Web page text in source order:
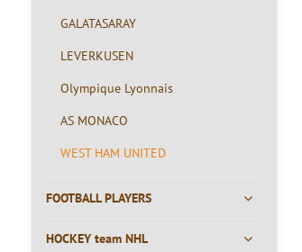
GALATASARAY
LEVERKUSEN
Olympique Lyonnais
AS MONACO
WEST HAM UNITED
FOOTBALL PLAYERS
HOCKEY team NHL